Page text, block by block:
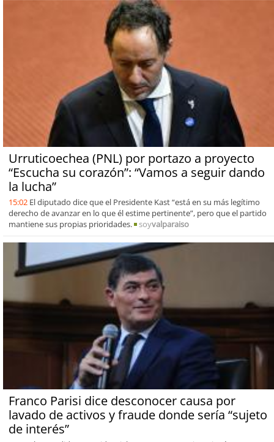
Urruticoechea (PNL) por portazo a proyecto
“Escucha su corazón”: “Vamos a seguir dando
la lucha”
15:02 El diputado dice que el Presidente Kast “está en su más legítimo
derecho de avanzar en lo que él estime pertinente”, pero que el partido
mantiene sus propias prioridades.
soyvalparaiso
Franco Parisi dice desconocer causa por
lavado de activos y fraude donde sería “sujeto
de interés”